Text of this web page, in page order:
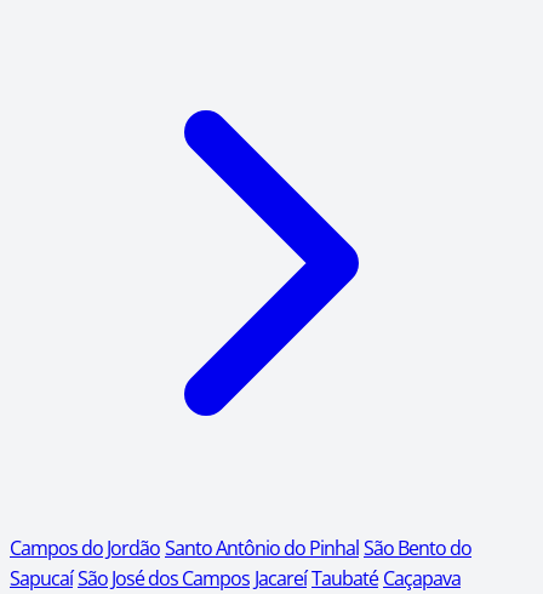
Campos do JordãoSanto Antônio do PinhalSão Bento do
SapucaíSão José dos Campos JacareíTaubaté Caçapava